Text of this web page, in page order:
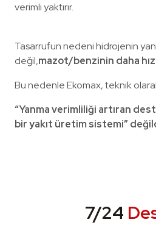
verimli yaktırır.
Tasarrufun nedeni hidrojenin
değil,mazot/benzinin daha
Bu nedenle Ekomax, teknik
“Yanma verimliliği artıran
bir yakıt üretim sistemi”
7/24